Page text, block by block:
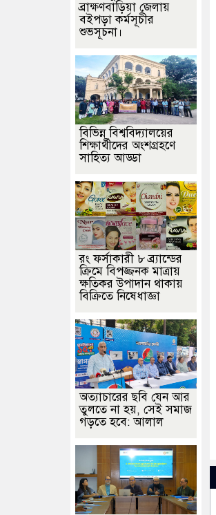
ব্রাক্ষণবাড়িয়া জেলায়
বইপড়া কর্মসূচীর
শুভসূচনা।
বিভিন্ন বিশ্ববিদ্যালয়ের
শিক্ষার্থীদের অংশগ্রহণে
সাহিত্য আড্ডা
রং ফর্সাকারী ৮ ব্র্যান্ডের
ক্রিমে বিপজ্জনক মাত্রায়
ক্ষতিকর উপাদান থাকায়
বিক্রিতে নিষেধাজ্ঞা
অত্যাচারের ছবি যেন আর
তুলতে না হয়, সেই সমাজ
গড়তে হবে: আলাল